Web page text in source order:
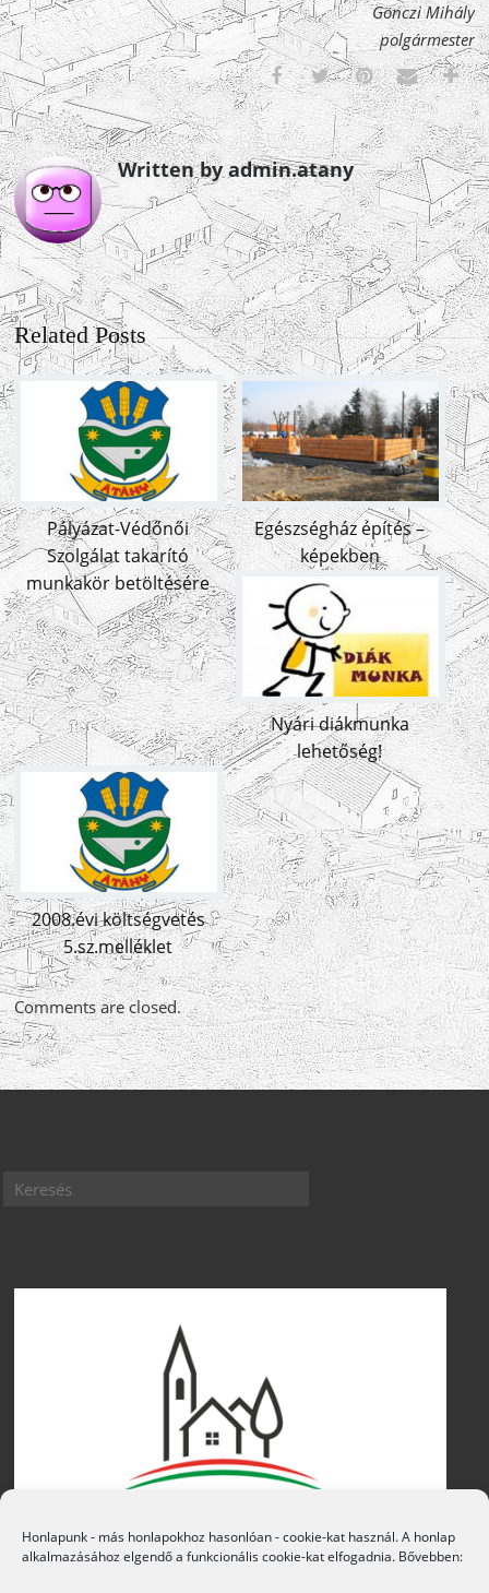
Honlapunk - más honlapokhoz hasonlóan - cookie-kat használ. A honlap
alkalmazásához elgendő a funkcionális cookie-kat elfogadnia. Bővebben:
Gönczi Mihály
polgármester
Written by admin.atany
Related Posts
Pályázat-Védőnői
Szolgálat takarító
munkakör betöltésére
Egészségház építés –
képekben
Nyári diákmunka
lehetőség!
2008.évi költségvetés
5.sz.melléklet
Comments are closed.